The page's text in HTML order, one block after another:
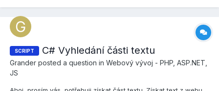
SCRIPT C# Vyhledání části textu
Grander posted a question in Webový vývoj - PHP, ASP.NET,
JS